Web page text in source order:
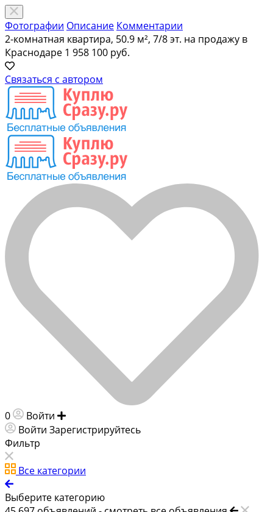
Фотографии Описание Комментарии
2-комнатная квартира, 50.9 м², 7/8 эт. на продажу в
Краснодаре 1 958 100 руб.
Связаться с автором
0 Войти
Войти Зарегистрируйтесь
Фильтр
Все категории
Выберите категорию